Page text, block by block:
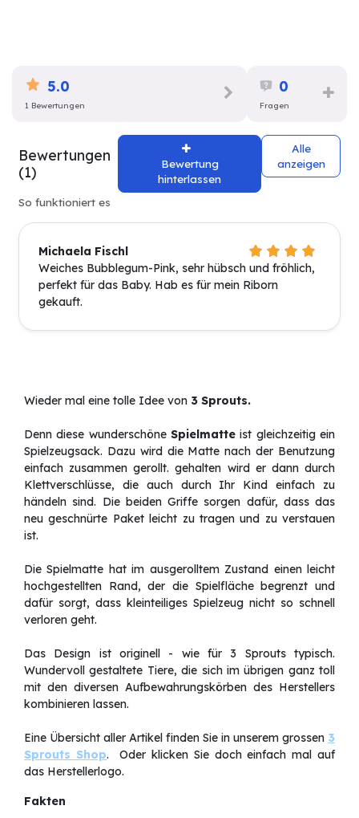
5.0
1 Bewertungen
0
Fragen
Bewertungen
(1)
Bewertung
hinterlassen
Alle
anzeigen
So funktioniert es
Michaela Fischl
Weiches Bubblegum-Pink, sehr hübsch und fröhlich,
perfekt für das Baby. Hab es für mein Riborn
gekauft.
Wieder mal eine tolle Idee von 3 Sprouts.
Denn diese wunderschöne Spielmatte ist gleichzeitig ein
Spielzeugsack. Dazu wird die Matte nach der Benutzung
einfach zusammen gerollt. gehalten wird er dann durch
Klettverschlüsse, die auch durch Ihr Kind einfach zu
händeln sind. Die beiden Griffe sorgen dafür, dass das
neu geschnürte Paket leicht zu tragen und zu verstauen
ist.
Die Spielmatte hat im ausgerolltem Zustand einen leicht
hochgestellten Rand, der die Spielfläche begrenzt und
dafür sorgt, dass kleinteiliges Spielzeug nicht so schnell
verloren geht.
Das Design ist originell - wie für 3 Sprouts typisch.
Wundervoll gestaltete Tiere, die sich im übrigen ganz toll
mit den diversen Aufbewahrungskörben des Herstellers
kombinieren lassen.
Eine Übersicht aller Artikel finden Sie in unserem grossen 3
Sprouts Shop. Oder klicken Sie doch einfach mal auf
das Herstellerlogo.
Fakten